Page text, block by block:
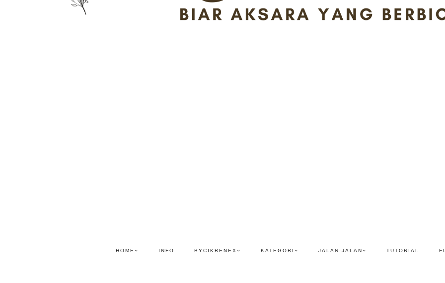
HOME INFO BYCIKRENEX KATEGORI JALAN-JALAN TUTORIAL